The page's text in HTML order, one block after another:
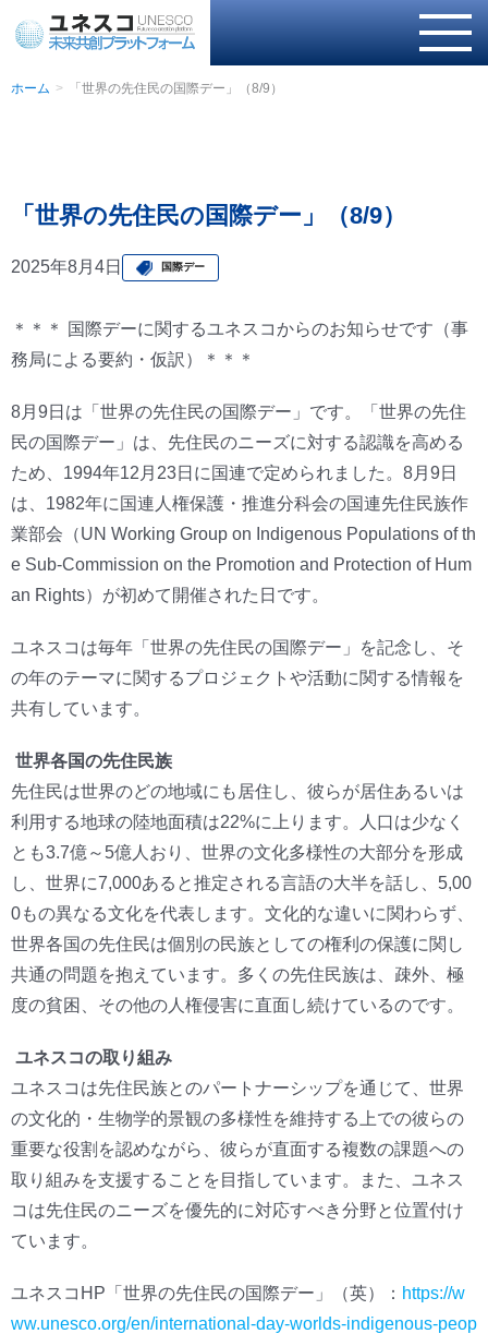
ホーム 「世界の先住民の国際デー」（8/9）
「世界の先住民の国際デー」（8/9）
2025年8月4日 国際デー
＊＊＊ 国際デーに関するユネスコからのお知らせです（事
務局による要約・仮訳）＊＊＊
8月9日は「世界の先住民の国際デー」です。「世界の先住
民の国際デー」は、先住民のニーズに対する認識を高める
ため、1994年12月23日に国連で定められました。8月9日
は、1982年に国連人権保護・推進分科会の国連先住民族作
業部会（UN Working Group on Indigenous Populations of th
e Sub-Commission on the Promotion and Protection of Hum
an Rights）が初めて開催された日です。
ユネスコは毎年「世界の先住民の国際デー」を記念し、そ
の年のテーマに関するプロジェクトや活動に関する情報を
共有しています。
世界各国の先住民族
先住民は世界のどの地域にも居住し、彼らが居住あるいは
利用する地球の陸地面積は22%に上ります。人口は少なく
とも3.7億～5億人おり、世界の文化多様性の大部分を形成
し、世界に7,000あると推定される言語の大半を話し、5,00
0もの異なる文化を代表します。文化的な違いに関わらず、
世界各国の先住民は個別の民族としての権利の保護に関し
共通の問題を抱えています。多くの先住民族は、疎外、極
度の貧困、その他の人権侵害に直面し続けているのです。
ユネスコの取り組み
ユネスコは先住民族とのパートナーシップを通じて、世界
の文化的・生物学的景観の多様性を維持する上での彼らの
重要な役割を認めながら、彼らが直面する複数の課題への
取り組みを支援することを目指しています。また、ユネス
コは先住民のニーズを優先的に対応すべき分野と位置付け
ています。
ユネスコHP「世界の先住民の国際デー」（英）： https://w
ww.unesco.org/en/international-day-worlds-indigenous-peop